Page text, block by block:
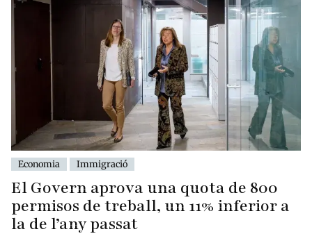
Economia Immigració
El Govern aprova una quota de 800
permisos de treball, un 11% inferior a
la de l’any passat